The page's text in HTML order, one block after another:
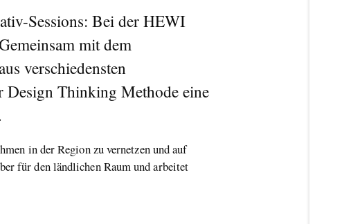
Sessions: Bei der HEWI
mit dem
verschiedensten
Design Thinking Methode eine
in der Region zu vernetzen und auf
für den ländlichen Raum und arbeitet